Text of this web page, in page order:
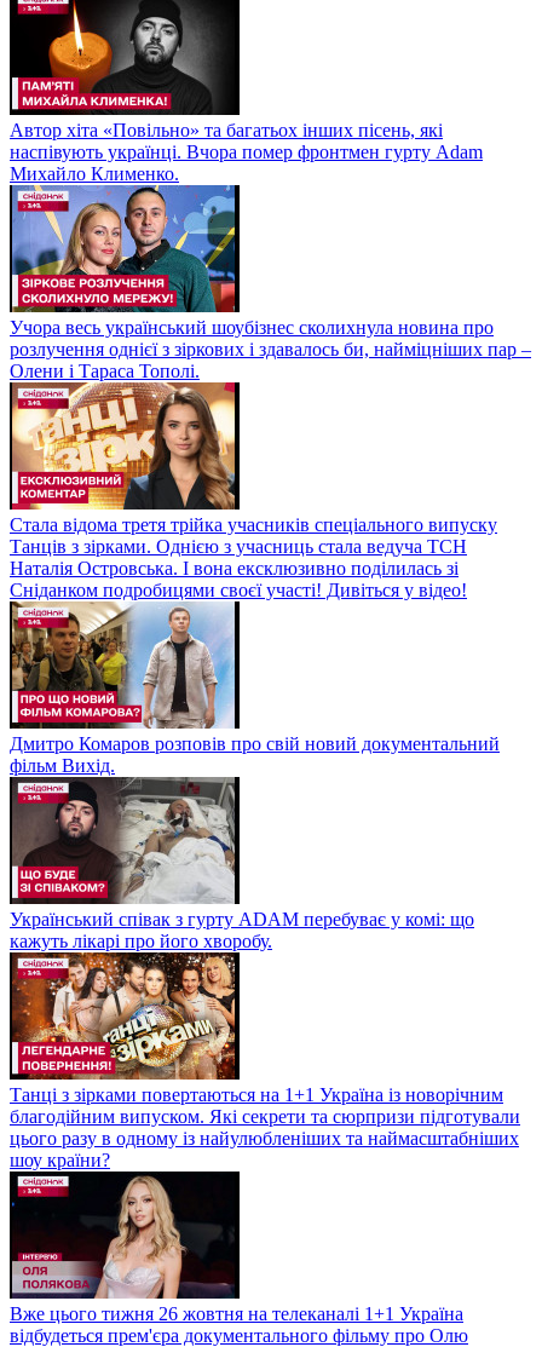
Автор хіта «Повільно» та багатьох інших пісень, які
наспівують українці. Вчора помер фронтмен гурту Adam
Михайло Клименко.
Учора весь український шоубізнес сколихнула новина про
розлучення однієї з зіркових і здавалось би, найміцніших пар –
Олени і Тараса Тополі.
Стала відома третя трійка учасників спеціального випуску
Танців з зірками. Однією з учасниць стала ведуча ТСН
Наталія Островська. І вона ексклюзивно поділилась зі
Сніданком подробицями своєї участі! Дивіться у відео!
Дмитро Комаров розповів про свій новий документальний
фільм Вихід.
Український співак з гурту ADAM перебуває у комі: що
кажуть лікарі про його хворобу.
Танці з зірками повертаються на 1+1 Україна із новорічним
благодійним випуском. Які секрети та сюрпризи підготували
цього разу в одному із найулюбленіших та наймасштабніших
шоу країни?
Вже цього тижня 26 жовтня на телеканалі 1+1 Україна
відбудеться прем'єра документального фільму про Олю